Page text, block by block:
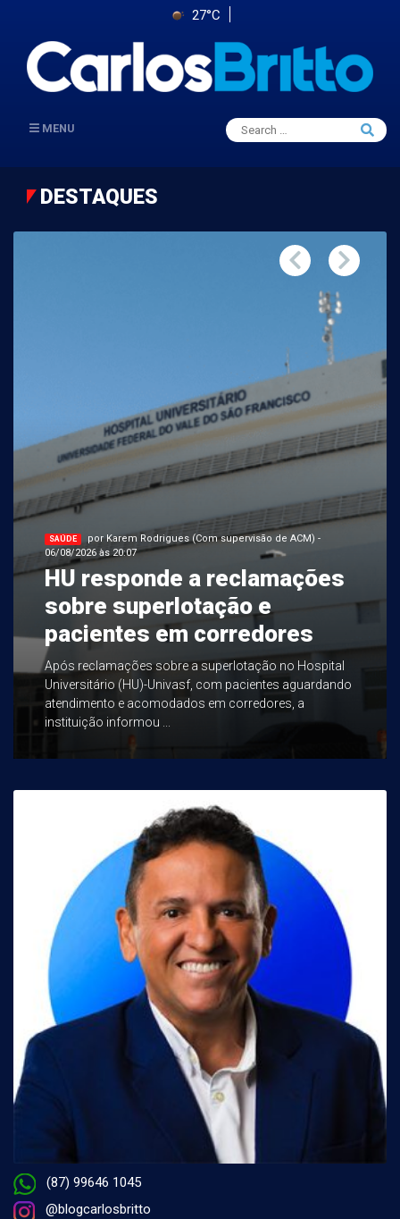
27°C
MENU
Search
for:
Search
DESTAQUES
SAÚDE
por Karem Rodrigues (Com supervisão de ACM) -
06/08/2026 às 20:07
HU responde a reclamações
sobre superlotação e
pacientes em corredores
Após reclamações sobre a superlotação no Hospital
Universitário (HU)-Univasf, com pacientes aguardando
atendimento e acomodados em corredores, a
instituição informou ...
(87) 99646 1045
@blogcarlosbritto